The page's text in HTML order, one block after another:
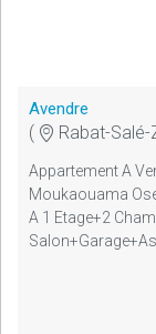
Avendre
( Rabat-
Appartement A
Moukaouama
A 1 Etage+2